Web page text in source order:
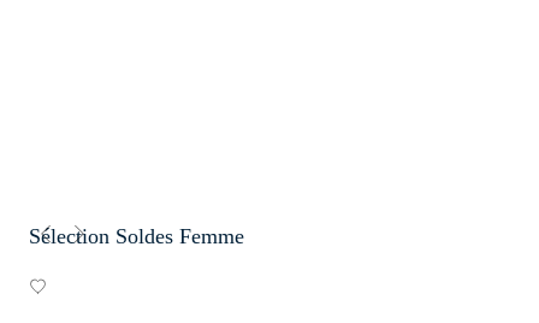
Sélection Soldes Femme